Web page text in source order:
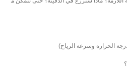
الحرارة وسرعة الرياح)